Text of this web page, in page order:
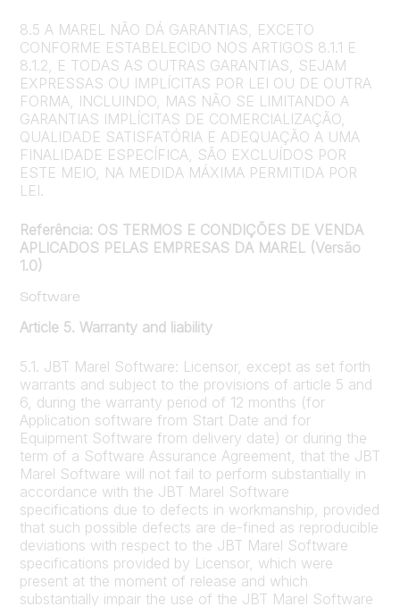
8.5 A MAREL NÃO DÁ GARANTIAS, EXCETO
CONFORME ESTABELECIDO NOS ARTIGOS 8.1.1 E
8.1.2, E TODAS AS OUTRAS GARANTIAS, SEJAM
EXPRESSAS OU IMPLÍCITAS POR LEI OU DE OUTRA
FORMA, INCLUINDO, MAS NÃO SE LIMITANDO A
GARANTIAS IMPLÍCITAS DE COMERCIALIZAÇÃO,
QUALIDADE SATISFATÓRIA E ADEQUAÇÃO A UMA
FINALIDADE ESPECÍFICA, SÃO EXCLUÍDOS POR
ESTE MEIO, NA MEDIDA MÁXIMA PERMITIDA POR
LEI.
Referência: OS TERMOS E CONDIÇÕES DE VENDA
APLICADOS PELAS EMPRESAS DA MAREL (Versão
1.0)
Software
Article 5. Warranty and liability
5.1. JBT Marel Software: Licensor, except as set forth
warrants and subject to the provisions of article 5 and
6, during the warranty period of 12 months (for
Application software from Start Date and for
Equipment Software from delivery date) or during the
term of a Software Assurance Agreement, that the JBT
Marel Software will not fail to perform substantially in
accordance with the JBT Marel Software
specifications due to defects in workmanship, provided
that such possible defects are de-fined as reproducible
deviations with respect to the JBT Marel Software
specifications provided by Licensor, which were
present at the moment of release and which
substantially impair the use of the JBT Marel Software